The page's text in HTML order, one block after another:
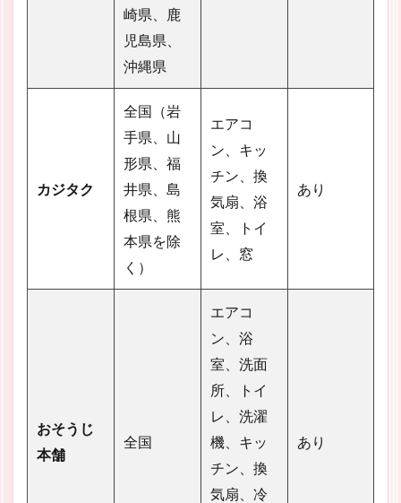
崎県、鹿
児島県、
沖縄県
カジタク
全国（岩
手県、山
形県、福
井県、島
根県、熊
本県を除
く）
エアコ
ン、キッ
チン、換
気扇、浴
室、トイ
レ、窓
あり
おそうじ
本舗
全国
エアコ
ン、浴
室、洗面
所、トイ
レ、洗濯
機、キッ
チン、換
気扇、冷
あり